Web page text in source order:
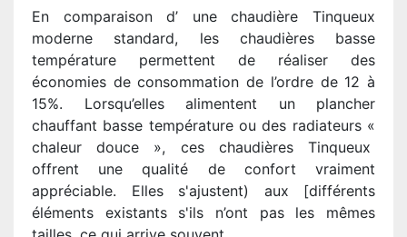
En comparaison d’ une chaudière Tinqueux
moderne standard, les chaudières basse
température permettent de réaliser des
économies de consommation de l’ordre de 12 à
15%. Lorsqu’elles alimentent un plancher
chauffant basse température ou des radiateurs «
chaleur douce », ces chaudières Tinqueux
offrent une qualité de confort vraiment
appréciable. Elles s'ajustent) aux [différents
éléments existants s'ils n’ont pas les mêmes